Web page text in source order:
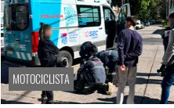
MOTOCICLISTA